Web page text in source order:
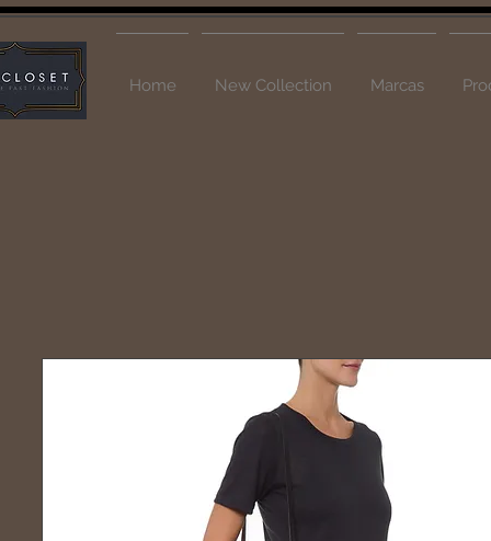
Home New Collection Marcas